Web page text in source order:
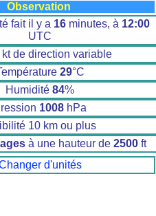
Observation
fait il y a 16minutes, à 12:00
UTC
de direction variable
29°C
Humidité 84%
1008 hPa
10 km ou plus
à une hauteur de 2500 ft
d'unités